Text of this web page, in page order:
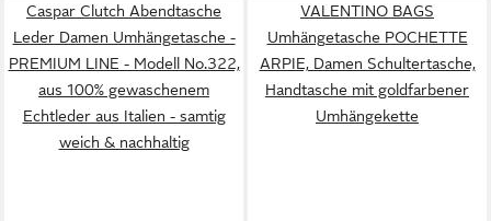
Caspar Clutch Abendtasche
Leder Damen Umhängetasche -
PREMIUM LINE - Modell No.322,
aus 100% gewaschenem
Echtleder aus Italien - samtig
weich & nachhaltig
VALENTINO BAGS
Umhängetasche POCHETTE
ARPIE, Damen Schultertasche,
Handtasche mit goldfarbener
Umhängekette